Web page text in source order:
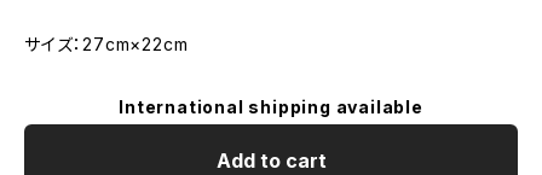
サイズ：27cm×22cm
International shipping available
Add to cart